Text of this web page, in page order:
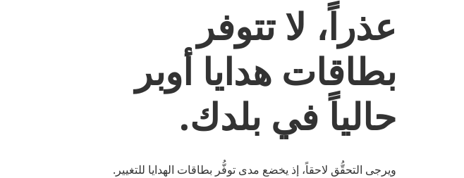
عذراً، لا تتوفر
بطاقات هدايا أوبر
حالياً في بلدك.
ويرجى التحقُّق لاحقاً، إذ يخضع مدى توفُّر بطاقات الهدايا للتغيير.